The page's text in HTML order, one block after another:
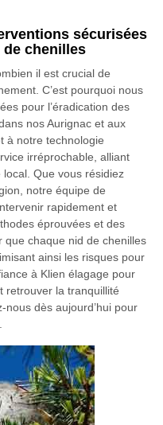
sécurisées
chenilles
il est crucial de
C’est pourquoi nous
pour l’éradication des
nos Aurignac et aux
à notre technologie
irréprochable, alliant
local. Que vous résidiez
notre équipe de
rapidement et
éprouvées et des
chaque nid de chenilles
ainsi les risques pour
à Klien élagage pour
retrouver la tranquillité
dès aujourd’hui pour